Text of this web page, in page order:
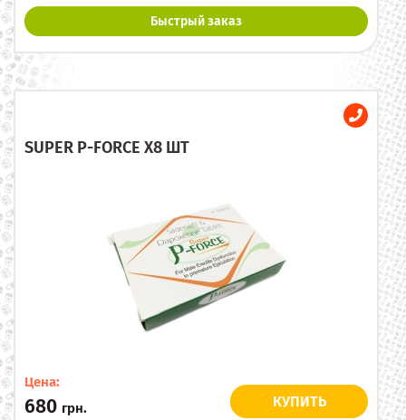
Быстрый заказ
SUPER P-FORCE X8 ШТ
Цена:
680 грн. КУПИТЬ